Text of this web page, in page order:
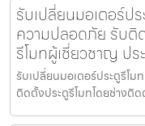
รับเปลี่ยนมอเตอร์ป
ความปลอดภัย รับติ
รีโมทผู้เชี่ยวชาญ ปร
รับเปลี่ยนมอเตอร์ประตูรีโ
ติดตั้งประตูรีโมทโดยช่างติ